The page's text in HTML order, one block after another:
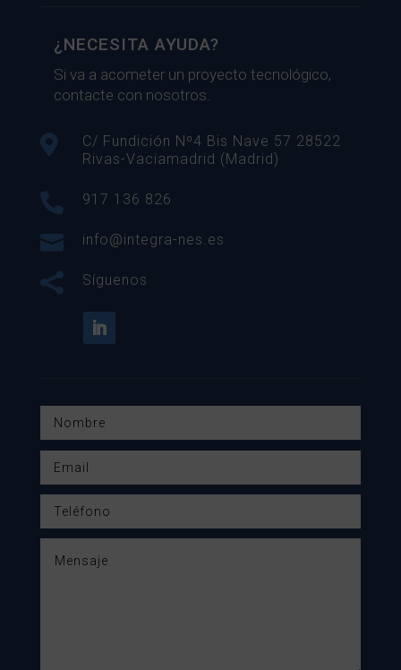
¿NECESITA AYUDA?
Si va a acometer un proyecto tecnológico,
contacte con nosotros.

C/ Fundición Nº4 Bis Nave 57 28522
Rivas-Vaciamadrid (Madrid)
 917 136 826
 info@integra-nes.es
 Síguenos